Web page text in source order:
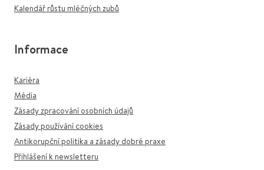
Kalendář růstu mléčných zubů
Informace
Kariéra
Média
Zásady zpracování osobních údajů
Zásady používání cookies
Antikorupční politika a zásady dobré praxe
Přihlášení k newsletteru